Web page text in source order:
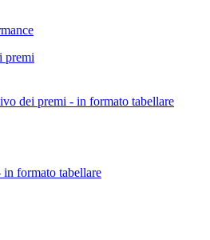
premi
dei premi - in formato tabellare
formato tabellare